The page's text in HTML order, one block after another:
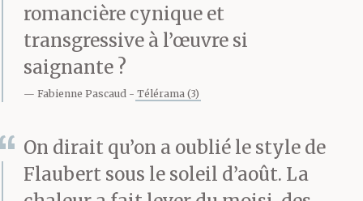
le glas, d’une voix dure
et grêle. Pareil à quelque
épouvantai!, un grand
baisait les pieds
précédait le char,
romancière cynique et
transgressive à l’œuvre si
saignante ?
Fabienne Pascaud Télérama (3)
On dirait qu’on a oublié le style de
Flaubert sous le soleil d’août. La